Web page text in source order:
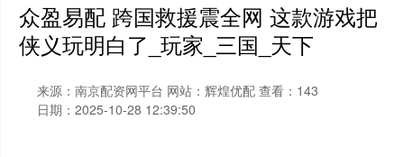
众盈易配 跨国救援震全网 这款游戏把
侠义玩明白了_玩家_三国_天下
来源：南京配资网平台 网站：辉煌优配 查看：143
日期：2025-10-28 12:39:50